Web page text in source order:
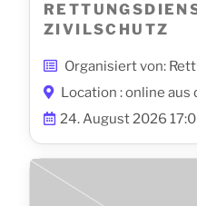
ZIVILSCHUTZ
Organisiert von:
Location : online
24. August 2026